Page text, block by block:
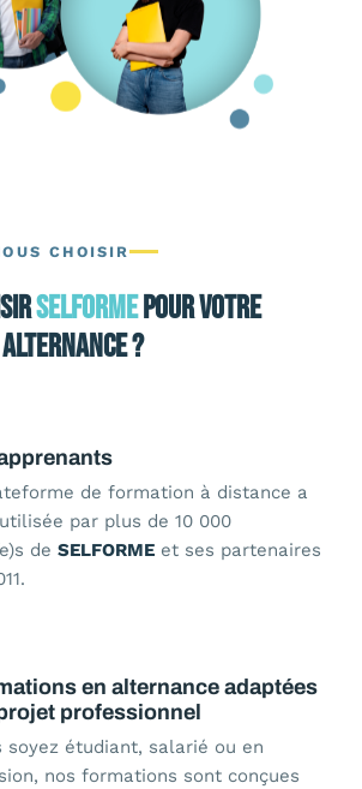
CHOISIR
SELFORMEpour votre
?
de formation à distance a
par plus de 10 000
de SELFORME et ses partenaires
en alternance adaptées
professionnel
soyez étudiant, salarié ou en
nos formations sont conçues